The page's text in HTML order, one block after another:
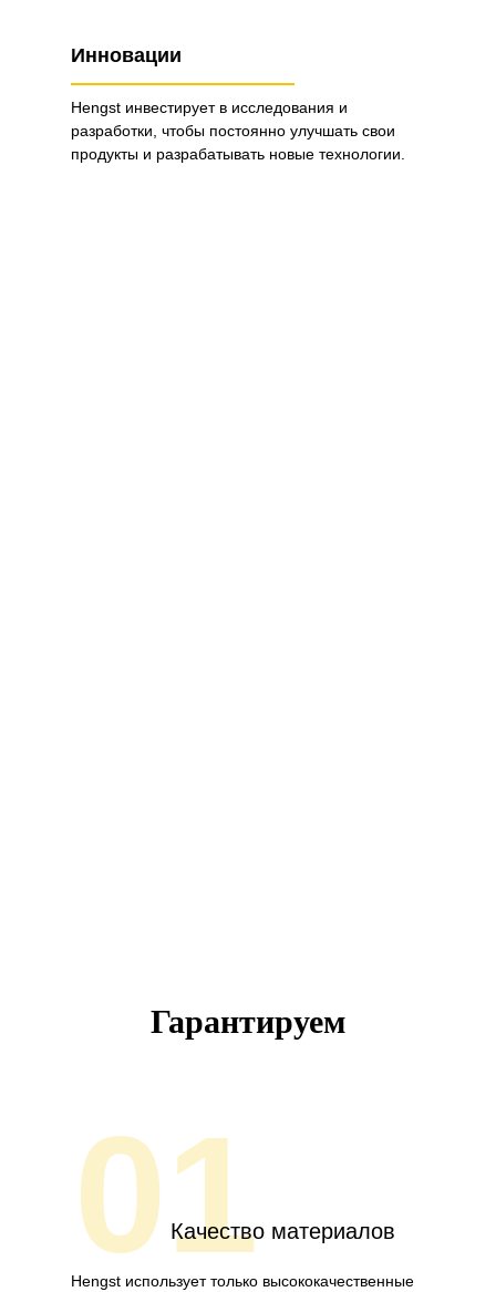
Инновации
Hengst инвестирует в исследования и
разработки, чтобы постоянно улучшать свои
продукты и разрабатывать новые технологии.
Гарантируем
01Качество материалов
Hengst использует только высококачественные